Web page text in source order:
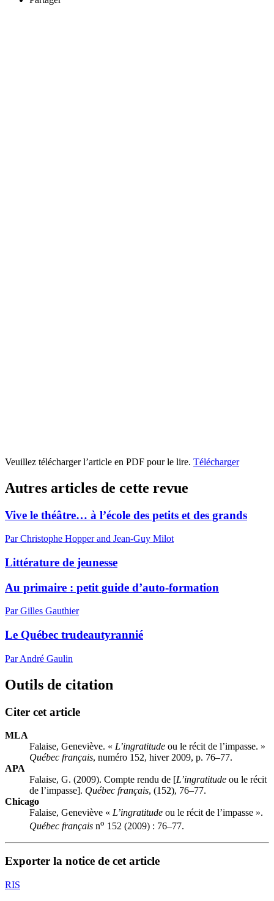
Veuillez télécharger l’article en PDF pour le lire. Télécharger
Autres articles de cette revue
Vive le théâtre… à l’école des petits et des grands
Par Christophe Hopper and Jean-Guy Milot
Littérature de jeunesse
Au primaire : petit guide d’auto-formation
Par Gilles Gauthier
Le Québec trudeautyrannié
Par André Gaulin
Outils de citation
Citer cet article
MLA
Falaise, Geneviève. « L’ingratitude ou le récit de l’impasse. »
Québec français, numéro 152, hiver 2009, p. 76–77.
APA
Falaise, G. (2009). Compte rendu de [L’ingratitude ou le récit
de l’impasse]. Québec français, (152), 76–77.
Chicago
Falaise, Geneviève « L’ingratitude ou le récit de l’impasse ».
Québec français no 152 (2009) : 76–77.
Exporter la notice de cet article
RIS